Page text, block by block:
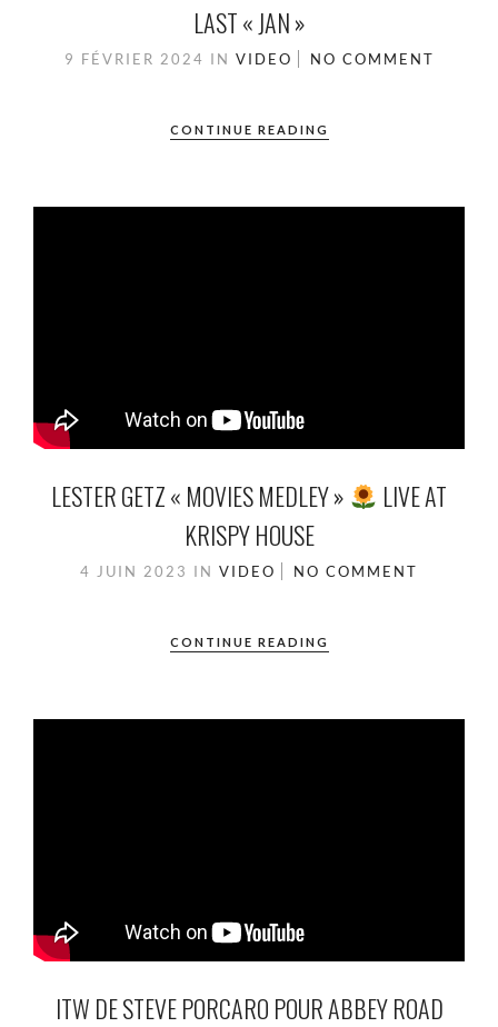
LAST « JAN »
9 FÉVRIER 2024 IN VIDEO NO COMMENT
CONTINUE READING
LESTER GETZ « MOVIES MEDLEY »
LIVE AT
KRISPY HOUSE
4 JUIN 2023 IN VIDEO NO COMMENT
CONTINUE READING
ITW DE STEVE PORCARO POUR ABBEY ROAD